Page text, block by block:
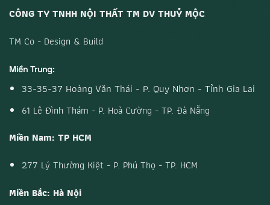
CÔNG TY TNHH NỘI THẤT TM DV THUỶ MỘC
TM Co - Design & Build
Miền Trung:
33-35-37 Hoàng Văn Thái - P. Quy Nhơn - Tỉnh Gia Lai
61 Lê Đình Thám - P. Hoà Cường - TP. Đà Nẵng
Miền Nam: TP HCM
277 Lý Thường Kiệt - P. Phú Thọ - TP. HCM
Miền Bắc: Hà Nội